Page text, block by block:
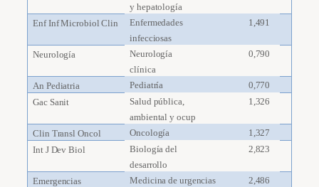
y hepatología
Enf Inf Microbiol Clin
Enfermedades
infecciosas
1,491
Neurología
Neurología
clínica
0,790
An Pediatria Pediatría
0,770
Gac Sanit
Salud pública,
ambiental y ocup
1,326
Clin Transl Oncol Oncología
1,327
Int J Dev Biol
Biología del
desarrollo
2,823
Emergencias Medicina de urgencias 2,486